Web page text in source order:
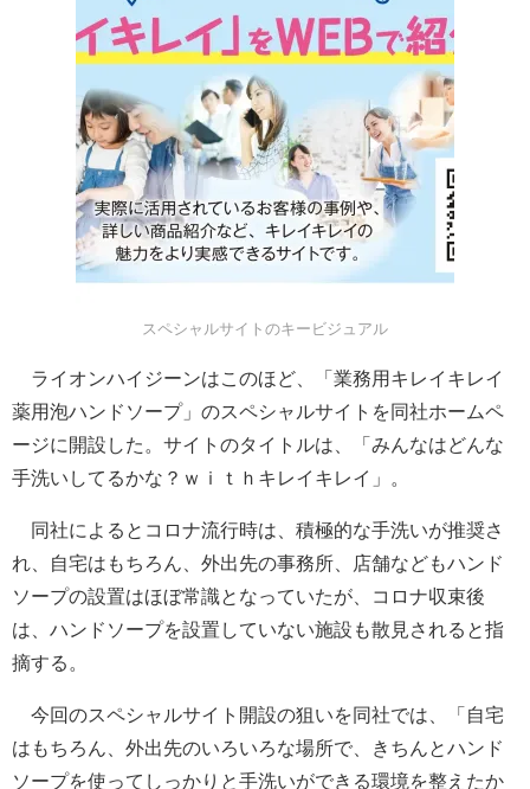
スペシャルサイトのキービジュアル
ライオンハイジーンはこのほど、「業務用キレイキレイ
薬用泡ハンドソープ」のスペシャルサイトを同社ホームペ
ージに開設した。サイトのタイトルは、「みんなはどんな
手洗いしてるかな？ｗｉｔｈキレイキレイ」。
同社によるとコロナ流行時は、積極的な手洗いが推奨さ
れ、自宅はもちろん、外出先の事務所、店舗などもハンド
ソープの設置はほぼ常識となっていたが、コロナ収束後
は、ハンドソープを設置していない施設も散見されると指
摘する。
今回のスペシャルサイト開設の狙いを同社では、「自宅
はもちろん、外出先のいろいろな場所で、きちんとハンド
ソープを使ってしっかりと手洗いができる環境を整えたか